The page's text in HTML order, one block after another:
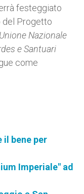
festeggiato
del Progetto
Unione Nazionale
e Santuari
come
il bene per
Imperiale" ad